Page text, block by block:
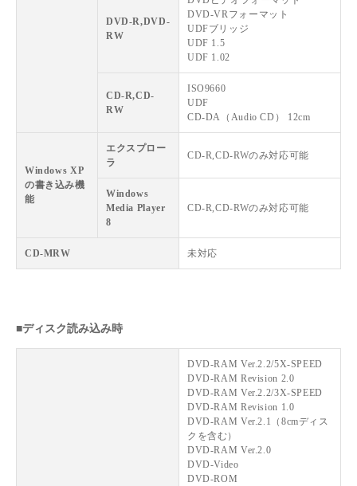
DVD-R,DVD-
RW
DVD-VRフォーマット
UDFブリッジ
UDF 1.5
UDF 1.02
CD-R,CD-
RW
ISO9660
UDF
CD-DA（Audio CD） 12cm
Windows XP
の書き込み機
能
エクスプロー
ラ
CD-R,CD-RWのみ対応可能
Windows
Media Player
8
CD-R,CD-RWのみ対応可能
CD-MRW 未対応
■ディスク読み込み時
DVD-RAM Ver.2.2/5X-SPEED
DVD-RAM Revision 2.0
DVD-RAM Ver.2.2/3X-SPEED
DVD-RAM Revision 1.0
DVD-RAM Ver.2.1（8cmディス
クを含む）
DVD-RAM Ver.2.0
DVD-Video
DVD-ROM